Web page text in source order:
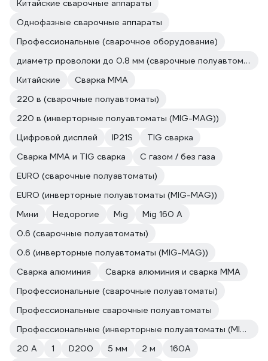
Китайские сварочные аппараты
Однофазные сварочные аппараты
Профессиональные (сварочное оборудование)
диаметр проволоки до 0.8 мм (сварочные полуавтоматы)
Китайские
Сварка ММА
220 в (сварочные полуавтоматы)
220 в (инверторные полуавтоматы (MIG-MAG))
Цифровой дисплей
IP21S
TIG сварка
Сварка ММА и TIG сварка
С газом / без газа
EURO (сварочные полуавтоматы)
EURO (инверторные полуавтоматы (MIG-MAG))
Мини
Недорогие Mig
Mig 160 A
0.6 (сварочные полуавтоматы)
0.6 (инверторные полуавтоматы (MIG-MAG))
Сварка алюминия
Сварка алюминия и сварка ММА
Профессиональные (сварочные полуавтоматы)
Профессиональные сварочные полуавтоматы
Профессиональные (инверторные полуавтоматы (MIG-MAG))
20 А
1 D200 5 мм 2 м
160А